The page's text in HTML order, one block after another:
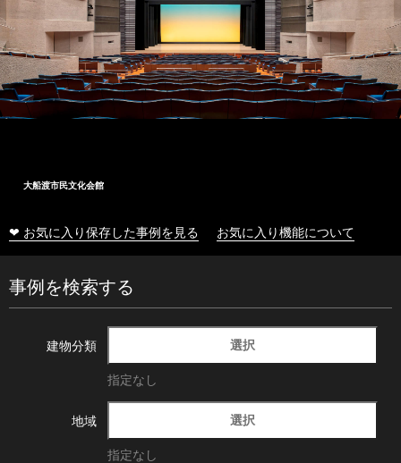
大船渡市民文化会館
❤ お気に入り保存した事例を見る お気に入り機能について
事例を検索する
建物分類 選択
指定なし
地域 選択
指定なし